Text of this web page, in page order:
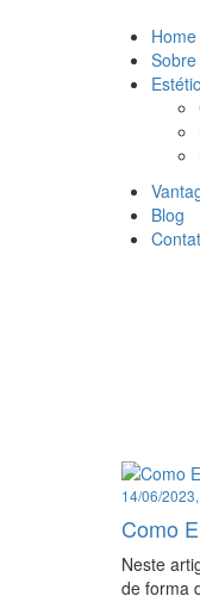
Home
Sobre
Blog
14/06/
Como
Neste
de forma